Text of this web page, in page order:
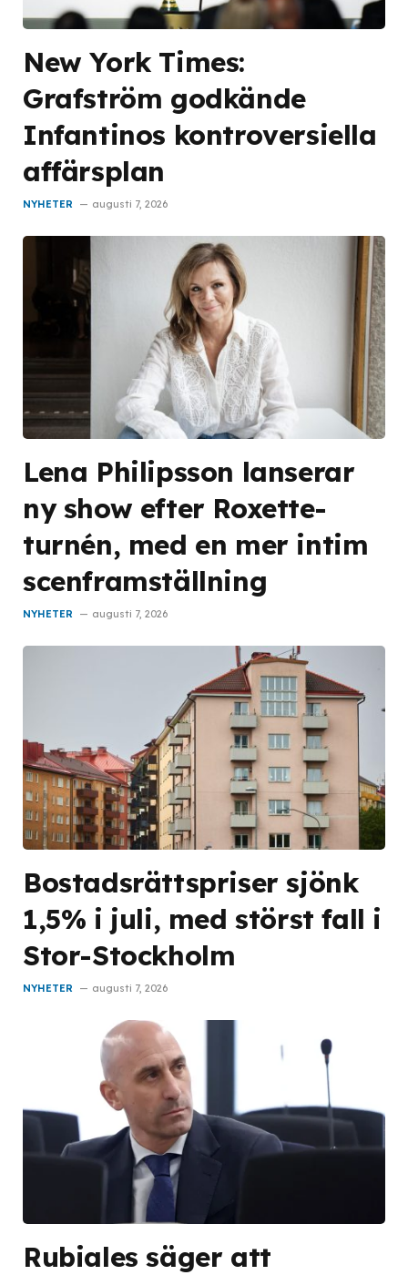
New York Times:
Grafström godkände
Infantinos kontroversiella
affärsplan
NYHETER augusti 7, 2026
Lena Philipsson lanserar
ny show efter Roxette-
turnén, med en mer intim
scenframställning
NYHETER augusti 7, 2026
Bostadsrättspriser sjönk
1,5% i juli, med störst fall i
Stor-Stockholm
NYHETER augusti 7, 2026
Rubiales säger att